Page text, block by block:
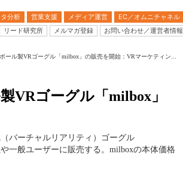
分析 営業支援 メディア運営 EC／オムニチャネル
リード研究所 メルマガ登録 お問い合わせ／運営者情報
ール製VRゴーグル「milbox」の販売を開始：VRマーケティン...
VRゴーグル「milbox」
バーチャルリアリティ）ゴーグル
一般ユーザーに販売する。milboxの本体価格